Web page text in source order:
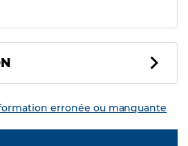
erronée ou manquante